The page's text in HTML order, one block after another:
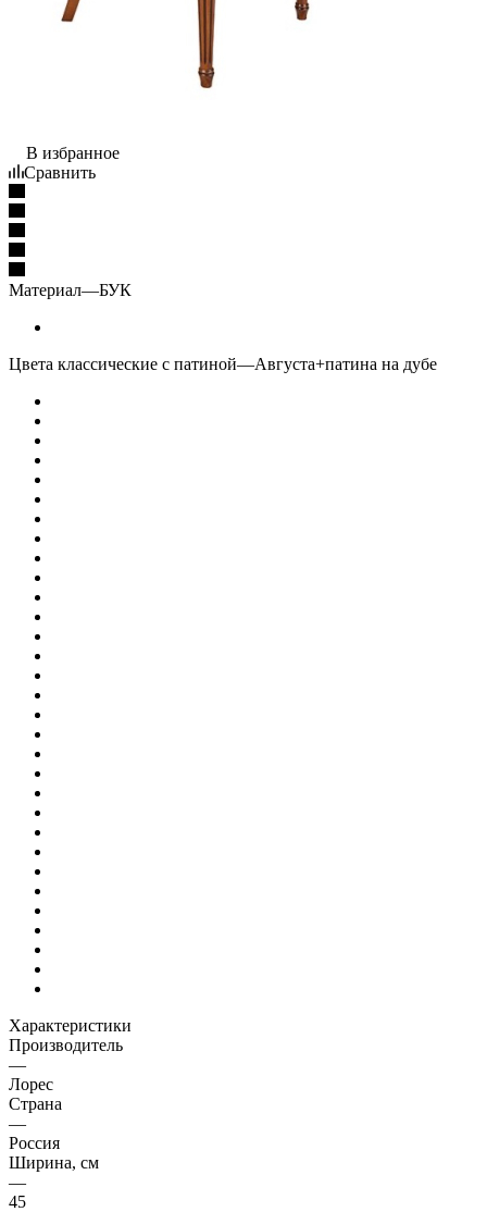
В избранное
Сравнить
Материал—БУК
Цвета классические с патиной—Августа+патина на дубе
Характеристики
Производитель
—
Лорес
Страна
—
Россия
Ширина, см
—
45